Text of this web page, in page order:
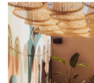
atalım mı? İstanbul'un
ve Boğaz Manzaralı
popüler en ünlü 12